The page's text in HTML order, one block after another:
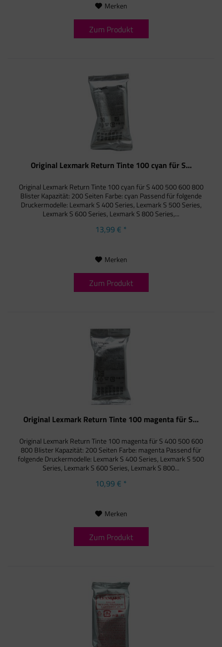
Merken
Zum Produkt
Original Lexmark Return Tinte 100 cyan für S...
Original Lexmark Return Tinte 100 cyan für S 400 500 600 800
Blister Kapazität: 200 Seiten Farbe: cyan Passend für folgende
Druckermodelle: Lexmark S 400 Series, Lexmark S 500 Series,
Lexmark S 600 Series, Lexmark S 800 Series,...
13,99 € *
Merken
Zum Produkt
Original Lexmark Return Tinte 100 magenta für S...
Original Lexmark Return Tinte 100 magenta für S 400 500 600
800 Blister Kapazität: 200 Seiten Farbe: magenta Passend für
folgende Druckermodelle: Lexmark S 400 Series, Lexmark S 500
Series, Lexmark S 600 Series, Lexmark S 800...
10,99 € *
Merken
Zum Produkt